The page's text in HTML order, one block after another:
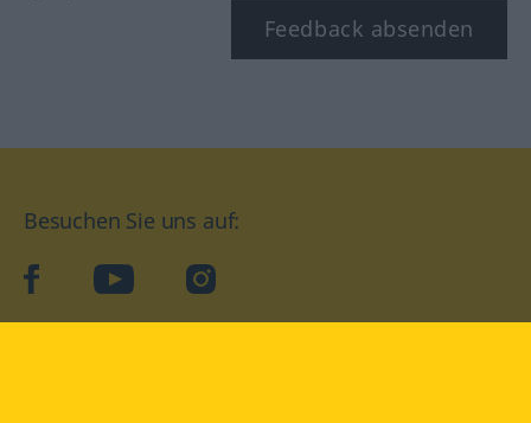
Feedback absenden
Besuchen Sie uns auf:
facebookYouTube Instagram